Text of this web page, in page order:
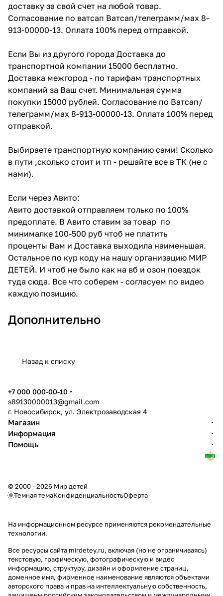
доставку за свой счет на любой товар.
Согласование по ватсап Ватсап/телеграмм/мах 8-
913-00000-13. Оплата 100% перед отправкой.
Если Вы из другого города Доставка до
транспортной компании 15000 бесплатно.
Доставка межгород - по тарифам транспортных
компаний за Ваш счет. Минимальная сумма
покупки 15000 рублей. Согласование по Ватсап/
телеграмм/мах 8-913-00000-13. Оплата 100% перед
отправкой.
Выбираете транспортную компанию сами! Сколько
в пути ,сколько стоит и тп - решайте все в ТК (не с
нами).
Если через Авито:
Авито доставкой отправляем только по 100%
предоплате. В Авито ставим за товар по
минималке 100-500 руб чтоб не платить
проценты Вам и Доставка выходила наименьшая.
Остальное по кур коду на нашу организацию МИР
ДЕТЕЙ. И чтоб не было как на вб и озон поездок
туда сюда. Все что соберем - согласуем по видео
каждую позицию.
Дополнительно
Назад к списку
+7 000 000-00-10
s89130000013@gmail.com
г. Новосибирск, ул. Электрозаводская 4
Магазин
Информация
Помощь
© 2000 - 2026 Мир детей
Темная темаКонфиденциальностьОферта
На информационном ресурсе применяются рекомендательные
технологии.
Все ресурсы сайта mirdetey.ru, включая (но не ограничиваясь)
текстовую, графическую, фотографическую и видео
информацию, структуру, дизайн и оформление страниц,
доменное имя, фирменное наименование являются объектами
авторского права и прав на интеллектуальную собственность,